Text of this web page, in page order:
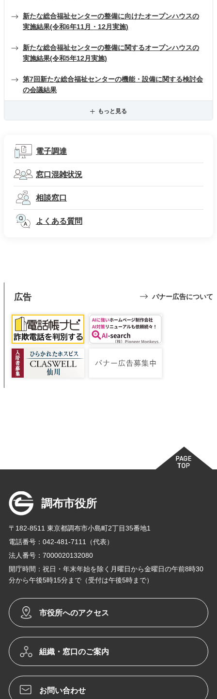
新たな総合福祉センターの整備に向けたオープンハウスの
実施結果(令和6年11月・12月実施)
新たな総合福祉センターの整備に関するオープンハウスの
実施結果(令和5年12月実施)
第7回新たな総合福祉センターの機能・設備に関する検討会
の会議結果
もっと見る
電子調達
窓口混雑状況
相談窓口
よくある質問
広告 バナー広告について
調布市役所
〒182-8511 東京都調布市小島町2丁目35番地1
電話番号：042-481-7111（代表）
法人番号：7000020132080
開庁時間：祝日・年末年始を除く月曜日から金曜日の午前8時30
分から午後5時15分まで（受付は午後5時まで）
市役所へのアクセス
組織・窓口のご案内
お問い合わせ